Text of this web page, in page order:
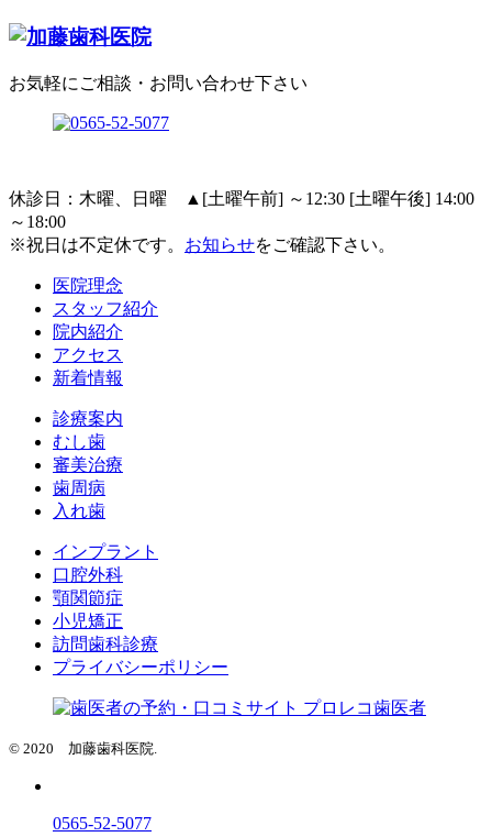
お気軽にご相談・お問い合わせ下さい
休診日：木曜、日曜 ▲ [土曜午前] ～12:30 [土曜午後] 14:00
～18:00
※祝日は不定休です。 お知らせをご確認下さい。
医院理念
スタッフ紹介
院内紹介
アクセス
新着情報
診療案内
むし歯
審美治療
歯周病
入れ歯
インプラント
口腔外科
顎関節症
小児矯正
訪問歯科診療
プライバシーポリシー
© 2020 加藤歯科医院.
0565-52-5077